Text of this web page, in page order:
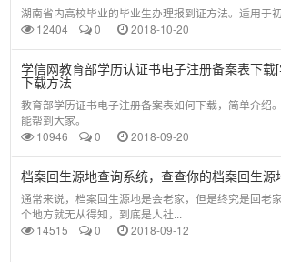
湖南省内高校毕业的毕业生办理报到证方法。适用于初
12404
0 2018-10-20
学信网教育部学历认证书电子注册备案表下载
下载方法
教育部学历证书电子注册备案表如何下载，简单介绍
能帮到大家。
10946
0 2018-09-20
档案回生源地查询系统，查查你的档案回生源
通常来说，档案回生源地是会老家，但是终究是回老
个地方就无从得知，到底是人社...
14515
0 2018-09-12